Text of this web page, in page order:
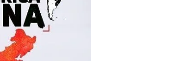
acumulado de Argentina con China supera los USD